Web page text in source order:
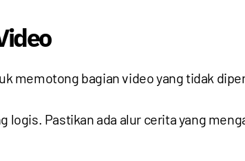
memotong bagian video yang tidak
logis. Pastikan ada alur cerita yang